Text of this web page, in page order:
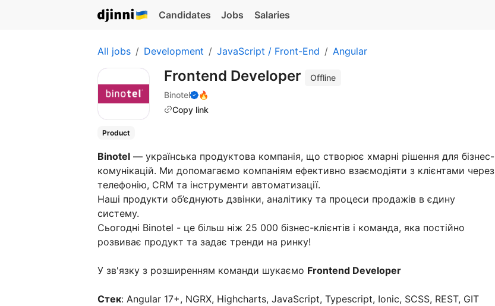
Candidates Jobs Salaries
All jobs Development JavaScript / Front-End Angular
Frontend Developer
Offline
Binotel
🔥
Copy link
Product
Binotel — українська продуктова компанія, що створює хмарні рішення для бізнес-
комунікацій. Ми допомагаємо компаніям ефективно взаємодіяти з клієнтами через
телефонію, CRM та інструменти автоматизації.
Наші продукти об’єднують дзвінки, аналітику та процеси продажів в єдину
систему.
Сьогодні Binotel - це більш ніж 25 000 бізнес-клієнтів і команда, яка постійно
розвиває продукт та задає тренди на ринку!
У зв'язку з розширенням команди шукаємо Frontend Developer
Стек: Angular 17+, NGRX, Highcharts, JavaScript, Typescript, Ionic, SCSS, REST, GIT